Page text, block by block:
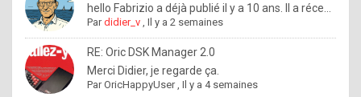
o
l
e
x
hello Fabrizio a déjà publié il y a 10 ans. Il a réce...
Pardidier_v ,Il y a 2 semaines
RE: Oric DSK Manager 2.0
Merci Didier, je regarde ça.
ParOricHappyUser,Il y a 4 semaines